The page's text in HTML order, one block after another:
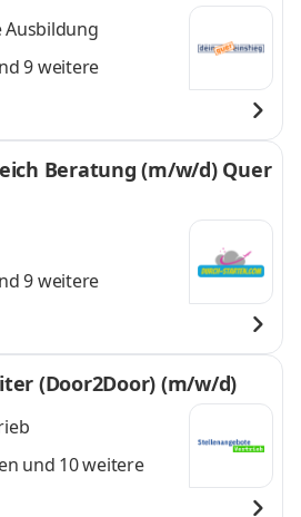
9 weitere
Beratung (m/w/d) Quer
9 weitere
(Door2Door) (m/w/d)
und 10 weitere